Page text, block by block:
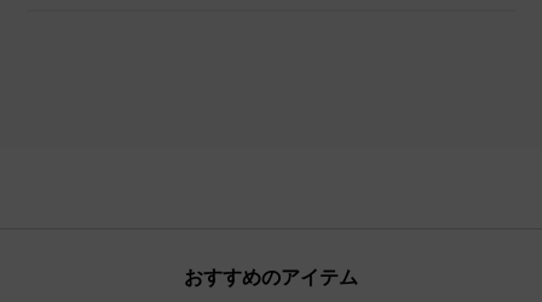
おすすめのアイテム